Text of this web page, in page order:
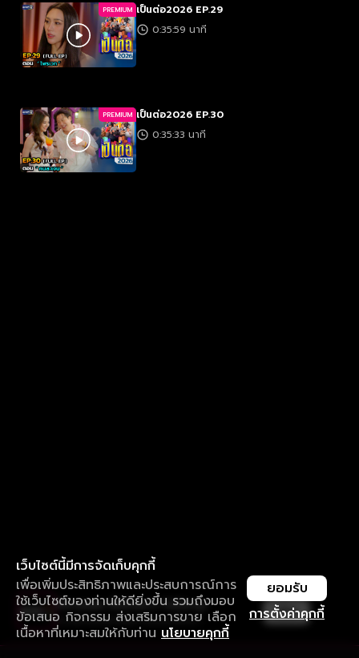
PREMIUM เป็นต่อ2026 EP.29
0:35:59 นาที
PREMIUM เป็นต่อ2026 EP.30
0:35:33 นาที
เว็บไซต์นี้มีการจัดเก็บคุกกี้
เพื่อเพิ่มประสิทธิภาพและประสบการณ์การ
ใช้เว็บไซต์ของท่านให้ดียิ่งขึ้น รวมถึงมอบ
ข้อเสนอ กิจกรรม ส่งเสริมการขาย เลือก
เนื้อหาที่เหมาะสมให้กับท่าน นโยบายคุกกี้
การตั้งค่าคุกกี้
ยอมรับ
ใช้งานแอป ลื่นไหลกว่า ไม่มีสะดุด
ดาวน์โหลดแอปเพื่อการรับชมที่ดีกว่า เปิด